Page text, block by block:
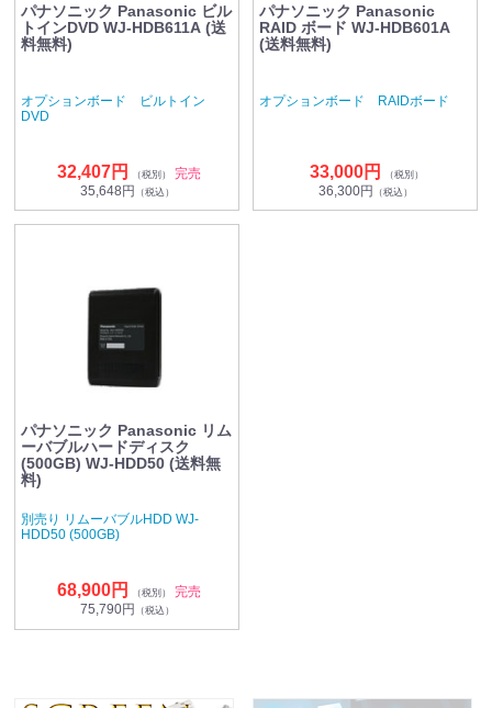
パナソニック Panasonic ビル
トインDVD WJ-HDB611A (送
料無料)
オプションボード ビルトイン
DVD
32,407円 （税別）
完売
35,648円 （税込）
パナソニック Panasonic
RAID ボード WJ-HDB601A
(送料無料)
オプションボード RAIDボード
33,000円 （税別）
36,300円 （税込）
パナソニック Panasonic リム
ーバブルハードディスク
(500GB) WJ-HDD50 (送料無
料)
別売り リムーバブルHDD WJ-
HDD50 (500GB)
68,900円 （税別）
完売
75,790円
（税込）